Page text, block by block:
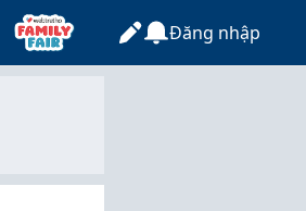
Đăng nhập